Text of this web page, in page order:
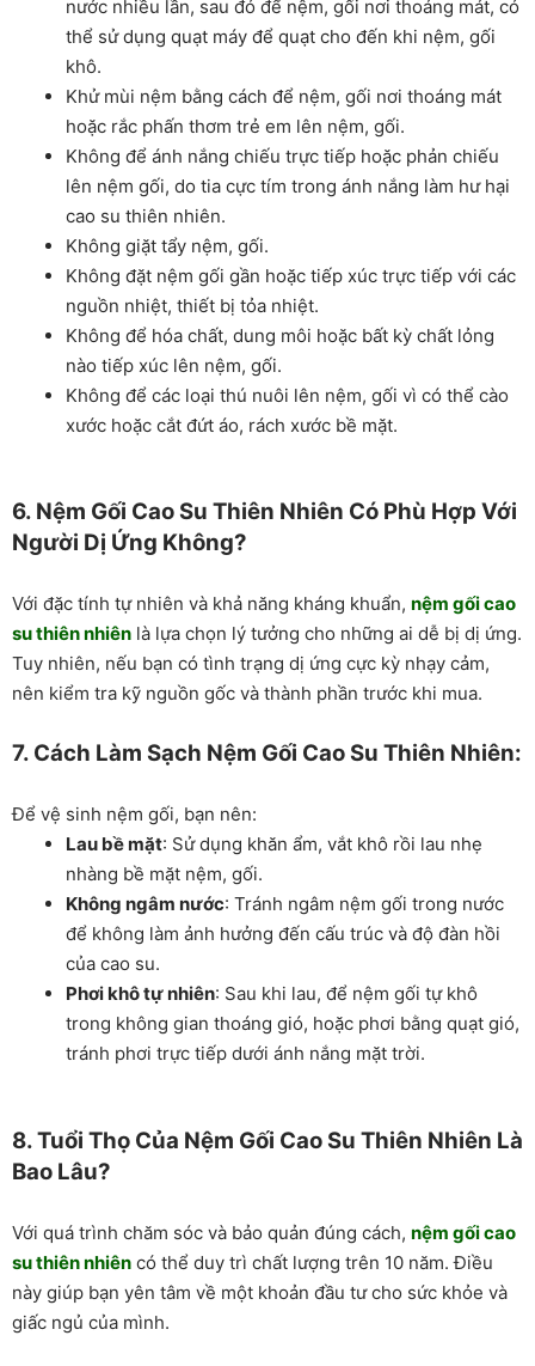
nước nhiều lần, sau đó để nệm, gối nơi thoáng mát, có
thể sử dụng quạt máy để quạt cho đến khi nệm, gối
khô.
Khử mùi nệm bằng cách để nệm, gối nơi thoáng mát
hoặc rắc phấn thơm trẻ em lên nệm, gối.
Không để ánh nắng chiếu trực tiếp hoặc phản chiếu
lên nệm gối, do tia cực tím trong ánh nắng làm hư hại
cao su thiên nhiên.
Không giặt tẩy nệm, gối.
Không đặt nệm gối gần hoặc tiếp xúc trực tiếp với các
nguồn nhiệt, thiết bị tỏa nhiệt.
Không để hóa chất, dung môi hoặc bất kỳ chất lỏng
nào tiếp xúc lên nệm, gối.
Không để các loại thú nuôi lên nệm, gối vì có thể cào
xước hoặc cắt đứt áo, rách xước bề mặt.
6. Nệm Gối Cao Su Thiên Nhiên Có Phù Hợp Với
Người Dị Ứng Không?
Với đặc tính tự nhiên và khả năng kháng khuẩn, nệm gối cao
su thiên nhiên là lựa chọn lý tưởng cho những ai dễ bị dị ứng.
Tuy nhiên, nếu bạn có tình trạng dị ứng cực kỳ nhạy cảm,
nên kiểm tra kỹ nguồn gốc và thành phần trước khi mua.
7. Cách Làm Sạch Nệm Gối Cao Su Thiên Nhiên:
Để vệ sinh nệm gối, bạn nên:
Lau bề mặt: Sử dụng khăn ẩm, vắt khô rồi lau nhẹ
nhàng bề mặt nệm, gối.
Không ngâm nước: Tránh ngâm nệm gối trong nước
để không làm ảnh hưởng đến cấu trúc và độ đàn hồi
của cao su.
Phơi khô tự nhiên: Sau khi lau, để nệm gối tự khô
trong không gian thoáng gió, hoặc phơi bằng quạt gió,
tránh phơi trực tiếp dưới ánh nắng mặt trời.
8. Tuổi Thọ Của Nệm Gối Cao Su Thiên Nhiên Là
Bao Lâu?
Với quá trình chăm sóc và bảo quản đúng cách, nệm gối cao
su thiên nhiên có thể duy trì chất lượng trên 10 năm. Điều
này giúp bạn yên tâm về một khoản đầu tư cho sức khỏe và
giấc ngủ của mình.